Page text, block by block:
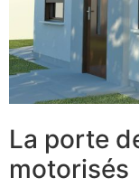
La porte
motorisés